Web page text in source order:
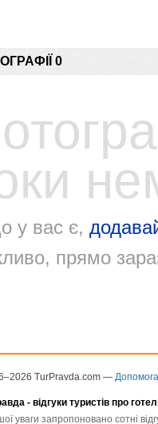
0
у вас є,
прямо
TurPravda.com — Допомога
- відгуки туристів про
уваги запропоновано сотні